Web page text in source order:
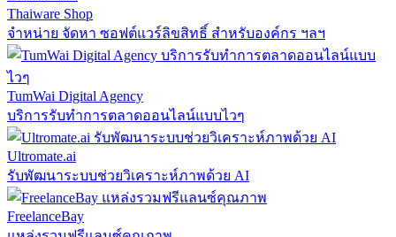
Thaiware Shop
จำหน่าย จัดหา ซอฟต์แวร์ลิขสิทธิ์ สำหรับองค์กร ฯลฯ
TumWai Digital Agency
บริการรับทำการตลาดออนไลน์แบบไวๆ
Ultromate.ai
รับพัฒนาระบบช่วยวิเคราะห์ภาพด้วย AI
FreelanceBay